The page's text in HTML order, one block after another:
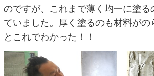
のですが、これまで薄く均一に塗る
ていました。厚く塗るのも材料がの
とこれでわかった！！